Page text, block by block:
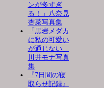
ンが多すぎ
る！」八奈見
杏菜写真集
「黒岩メダカ
に私の可愛い
が通じない」
川井モナ写真
集
『7日間の寝
取らせ記録』